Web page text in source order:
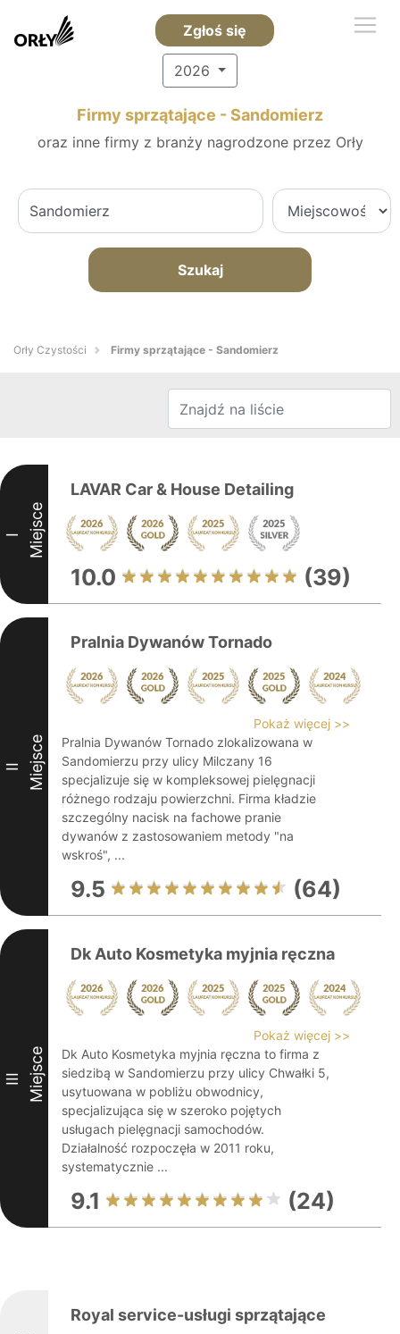
Zgłoś się
2026
Firmy sprzątające - Sandomierz
oraz inne firmy z branży nagrodzone przez Orły
Szukaj
Orły Czystości Firmy sprzątające - Sandomierz
I Miejsce
LAVAR Car & House Detailing
10.0 (39)
II Miejsce
Pralnia Dywanów Tornado
Pokaż więcej >>
Pralnia Dywanów Tornado zlokalizowana w
Sandomierzu przy ulicy Milczany 16
specjalizuje się w kompleksowej pielęgnacji
różnego rodzaju powierzchni. Firma kładzie
szczególny nacisk na fachowe pranie
dywanów z zastosowaniem metody "na
wskroś", ...
9.5 (64)
III Miejsce
Dk Auto Kosmetyka myjnia ręczna
Pokaż więcej >>
Dk Auto Kosmetyka myjnia ręczna to firma z
siedzibą w Sandomierzu przy ulicy Chwałki 5,
usytuowana w pobliżu obwodnicy,
specjalizująca się w szeroko pojętych
usługach pielęgnacji samochodów.
Działalność rozpoczęła w 2011 roku,
systematycznie ...
9.1 (24)
Royal service-usługi sprzątające